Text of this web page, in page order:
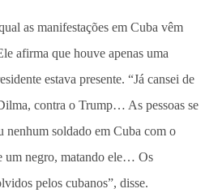
as manifestações em Cuba vêm
afirma que houve apenas uma
estava presente. “Já cansei de
contra o Trump… As pessoas se
nenhum soldado em Cuba com o
um negro, matando ele… Os
pelos cubanos”, disse.